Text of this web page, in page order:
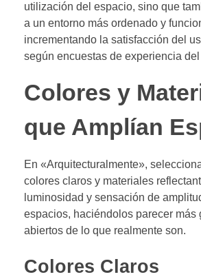
utilización del espacio, sino que
a un entorno más ordenado y
incrementando la satisfacción del
según encuestas de experiencia
Colores y
que Amplían
En «Arquitecturalmente»,
colores claros y materiales
luminosidad y sensación de
espacios, haciéndolos parecer más
abiertos de lo que realmente son.
Colores Claros